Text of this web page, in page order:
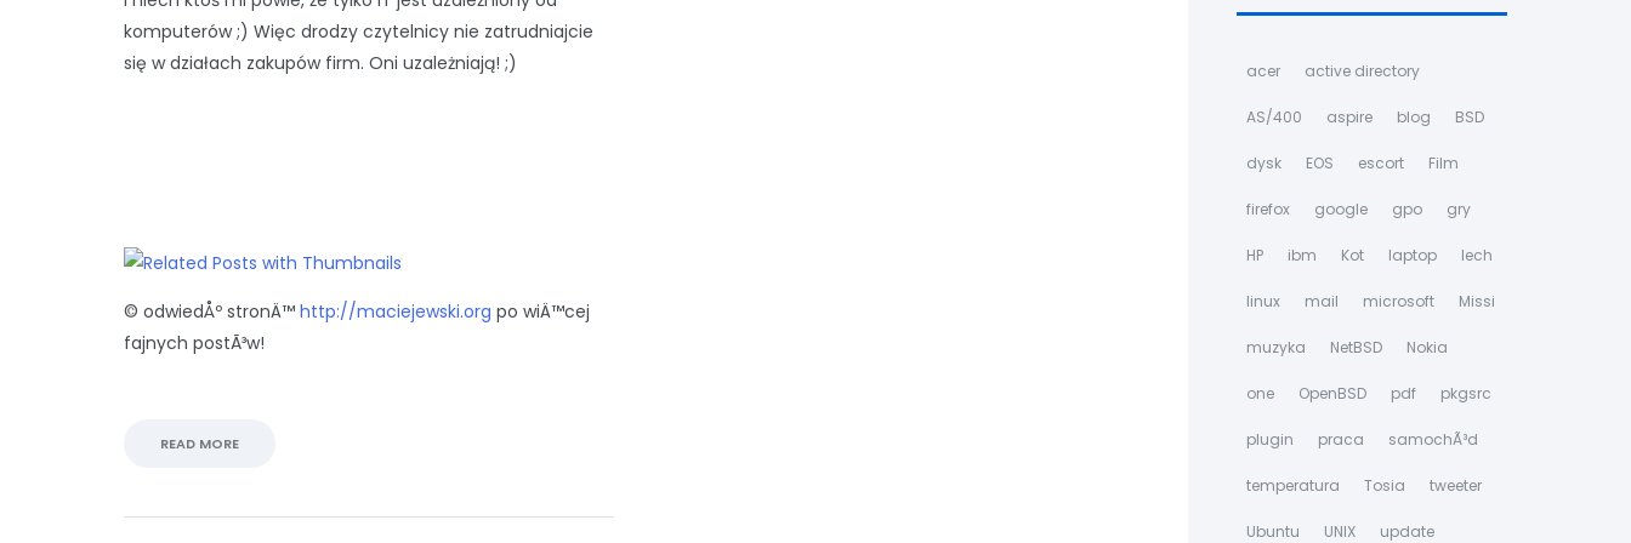
komputerów ;) Więc drodzy czytelnicy nie zatrudniajcie
się w działach zakupów firm. Oni uzależniają! ;)
© odwiedÅº stronÄ™ http://maciejewski.org po wiÄ™cej
fajnych postÃ³w!
READ MORE
acer active directory
AS/400 aspire blog BSD
dysk EOS escort Film
firefox google gpo gry
HP ibm Kot laptop lech
linux mail microsoft Missi
muzyka NetBSD Nokia
one OpenBSD pdf pkgsrc
plugin praca samochÃ³d
temperatura Tosia tweeter
Ubuntu UNIX update